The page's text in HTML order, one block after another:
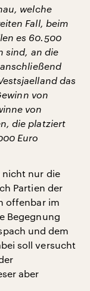
welche
Fall, beim
es 60.500
sind, an die
das
von
von
die platziert
Euro
nicht nur die
Partien der
offenbar im
Begegnung
und dem
soll versucht
aber